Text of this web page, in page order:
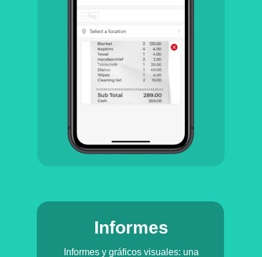
Informes y gráficos visuales: una
Informes